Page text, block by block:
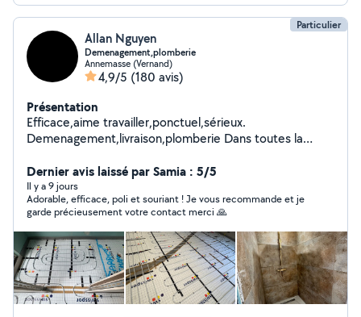
Particulier
Allan Nguyen
Demenagement,plomberie
Annemasse (Vernand)
4,9/5 (180 avis)
Présentation
Efficace,aime travailler,ponctuel,sérieux.
Demenagement,livraison,plomberie Dans toutes la
contacter
Dernier avis laissé par Samia : 5/5
Il y a 9 jours
Adorable, efficace, poli et souriant ! Je vous recommande et je
garde précieusement votre contact merci 🙏